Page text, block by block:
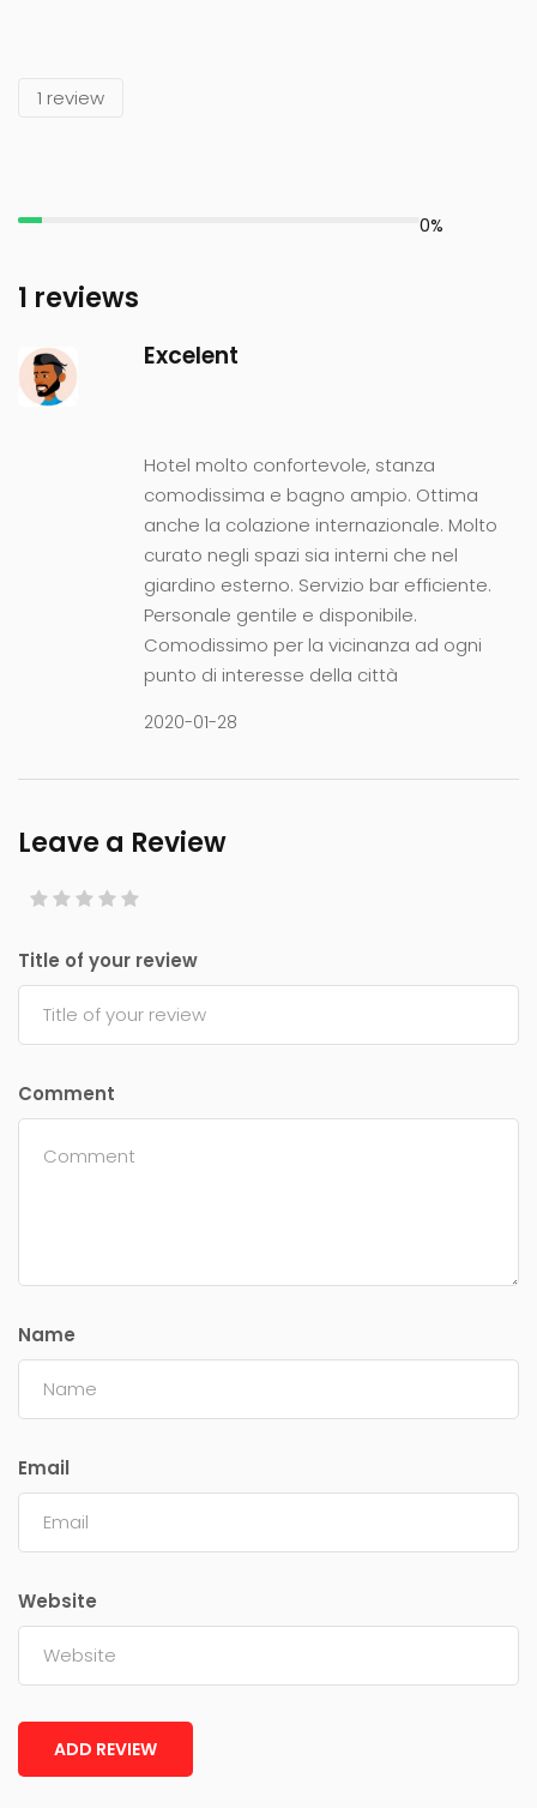
1 review
0%
1 reviews
Excelent
Hotel molto confortevole, stanza
comodissima e bagno ampio. Ottima
anche la colazione internazionale. Molto
curato negli spazi sia interni che nel
giardino esterno. Servizio bar efficiente.
Personale gentile e disponibile.
Comodissimo per la vicinanza ad ogni
punto di interesse della città
2020-01-28
Leave a Review
Title of your review
Comment
Name
Email
Website
ADD REVIEW